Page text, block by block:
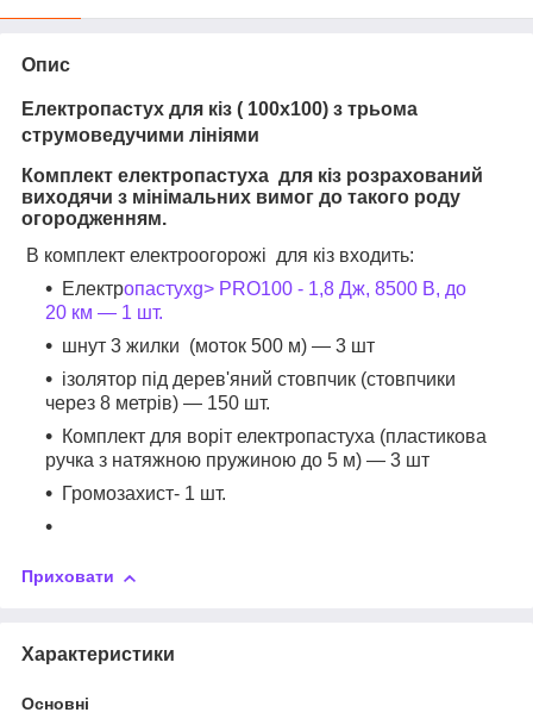
Опис
Електропастух для кіз ( 100х100) з трьома
струмоведучими лініями
Комплект електропастуха для кіз розрахований
виходячи з мінімальних вимог до такого роду
огородженням.
В комплект електроогорожі для кіз входить:
Електропастухg> PRO100 - 1,8 Дж, 8500 В, до
20 км ― 1 шт.
шнут 3 жилки (моток 500 м) ― 3 шт
ізолятор під дерев'яний стовпчик (стовпчики
через 8 метрів) ― 150 шт.
Комплект для воріт електропастуха (пластикова
ручка з натяжною пружиною до 5 м) ― 3 шт
Громозахист- 1 шт.
Приховати
Характеристики
Основні